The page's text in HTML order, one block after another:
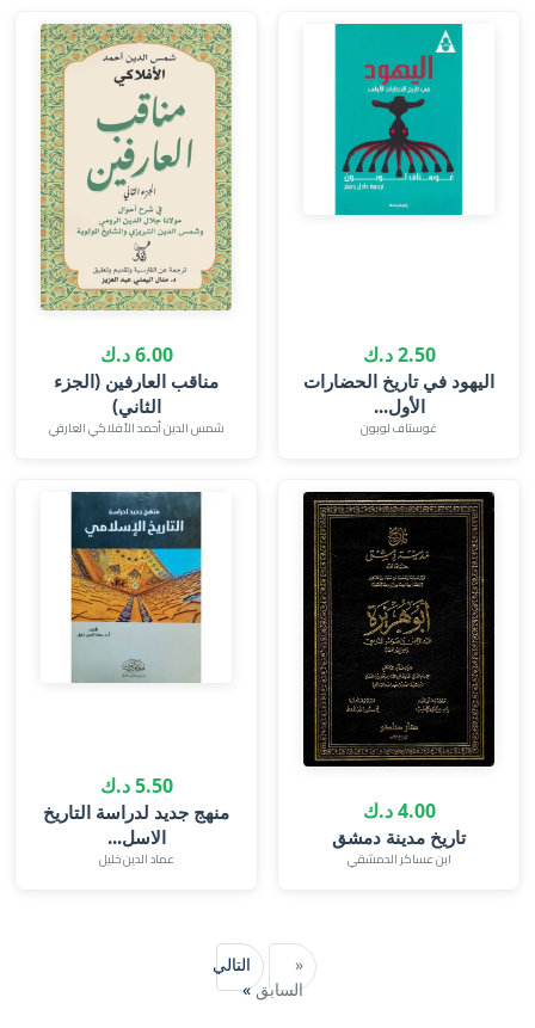
2.50 د.ك
اليهود في تاريخ الحضارات
الأول...
غوستاف لوبون
6.00 د.ك
مناقب العارفين (الجزء
الثاني)
شمس الدين أحمد الأفلاكي العارفي
4.00 د.ك
تاريخ مدينة دمشق
ابن عساكر الدمشقي
5.50 د.ك
منهج جديد لدراسة التاريخ
الاسل...
عماد الدين خليل
«
السابق
التالي
»